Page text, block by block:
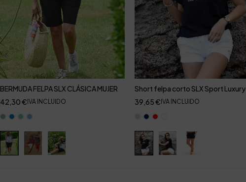
BERMUDA FELPA SLX CLÁSICA MUJER
42,30€ IVA INCLUIDO
Short felpa corto SLX Sport Luxury
39,65€ IVA INCLUIDO